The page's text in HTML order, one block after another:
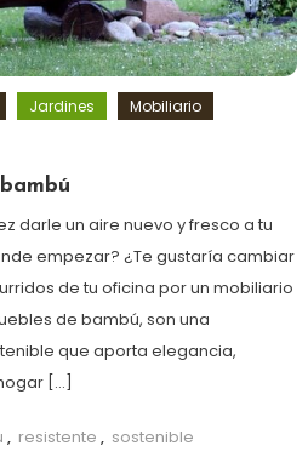
Jardines Mobiliario
darle un aire nuevo y fresco a tu
empezar? ¿Te gustaría cambiar
de tu oficina por un mobiliario
de bambú, son una
que aporta elegancia,
[…]
, resistente , sostenible